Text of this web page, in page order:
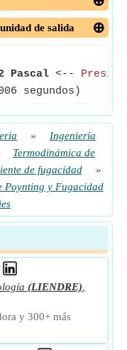
de salida
Pascal <--
segundos)
»
Ingeniería
Termodinámica de
de fugacidad
»
Poynting y Fugacidad
(LIENDRE)
y 300+ más